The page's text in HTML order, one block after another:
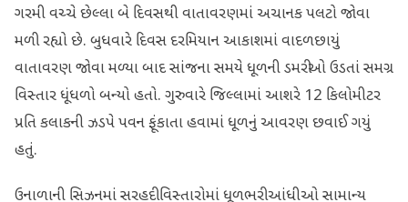
ગરમી વચ્ચે છેલ્લા બે દિવસથી વાતાવરણમાં અચાનક પલટો જોવા
મળી રહ્યો છે. બુધવારે દિવસ દરમિયાન આકાશમાં વાદળછાયું
વાતાવરણ જોવા મળ્યા બાદ સાંજના સમયે ધૂળની ડમરીઓ ઉડતાં સમગ્ર
વિસ્તાર ધૂંધળો બન્યો હતો. ગુરુવારે જિલ્લામાં આશરે 12 કિલોમીટર
પ્રતિ કલાકની ઝડપે પવન ફૂંકાતા હવામાં ધૂળનું આવરણ છવાઈ ગયું
હતું.
ઉનાળાની સિઝનમાં સરહદી વિસ્તારોમાં ધૂળભરી આંધીઓ સામાન્ય